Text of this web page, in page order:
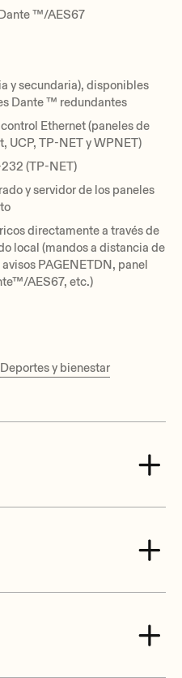
™/AES67
y secundaria), disponibles
Dante ™ redundantes
Ethernet (paneles de
UCP, TP-NET y WPNET)
(TP-NET)
y servidor de los paneles
directamente a través de
local (mandos a distancia de
PAGENETDN, panel
AES67, etc.)
Deportes y bienestar